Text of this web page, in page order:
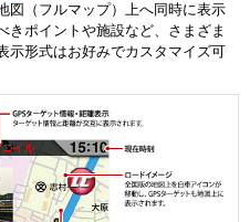
図（フルマップ）上へ同時に表示
きポイントや施設など、さまざま
示形式はお好みでカスタマイズ可